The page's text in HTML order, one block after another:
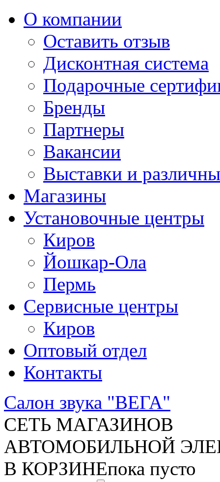
О компании
Оставить отзыв
Дисконтная система
Подарочные
Бренды
Партнеры
Вакансии
Выставки и
Магазины
Установочные центры
Киров
Йошкар-Ола
Пермь
Сервисные центры
Киров
Оптовый отдел
Контакты
Салон звука "ВЕГА"
СЕТЬ МАГАЗИНОВ
АВТОМОБИЛЬНОЙ
В КОРЗИНЕпока пусто